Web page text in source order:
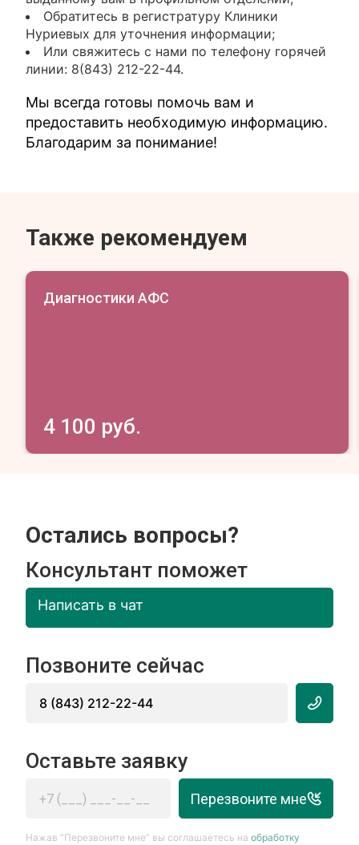
Обратитесь в регистратуру Клиники
Нуриевых для уточнения информации;
Или свяжитесь с нами по телефону горячей
линии: 8(843) 212-22-44.
Мы всегда готовы помочь вам и
предоставить необходимую информацию.
Благодарим за понимание!
Также рекомендуем
Диагностики АФС
4 100 руб.
Остались вопросы?
Консультант поможет
Написать в чат
Позвоните сейчас
8 (843) 212-22-44
Оставьте заявку
Перезвоните мне
Нажав “Перезвоните мне” вы соглашаетесь наобработку